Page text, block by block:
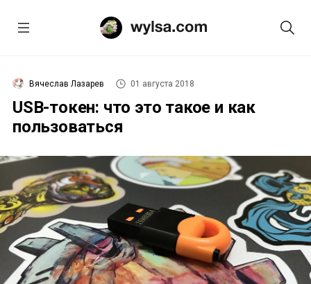
Вячеслав Лазарев 01 августа 2018
USB-токен: что это такое и как
пользоваться